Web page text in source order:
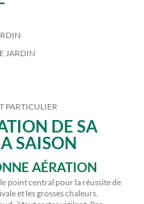
JARDIN
PARTICULIER
DE SA
SAISON
AÉRATION
point central pour la réussite de
et les grosses chaleurs.